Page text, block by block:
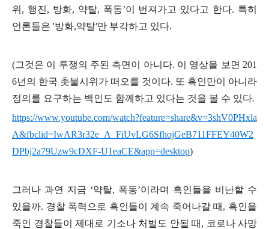
위 , 행진, 방화, 약탈, 폭동’이 번져가고 있다고 한다. 특히
언론들은 '방화,약탈'만 부각하고 있다.
(그것은 이 투쟁의 주된 측면이 아니다. 이 영상을 보면 201
6년의 한국 촛불시위가 떠오를 것이다. 또 흑인만이 아니라
정의를 요구하는 백인도 함께하고 있다는 것을 볼 수 있다.
https://www.youtube.com/watch?feature=share&v=3shV0PHxla
A&fbclid=IwAR3r32e_A_FiUvLG6SfhojGeB711FFEY40W2
DPbj2a79Uzw9cDXF-U1eaCE&app=desktop)
그러나 과연 지금 ‘약탈, 폭동’이라며 흑인들을 비난할 수
있을까. 경찰 폭력으로 흑인들이 계속 죽어나갈 때 , 흑인을
죽인 경찰들이 제대로 기소나 처벌도 안될 때 , 코로나 사망